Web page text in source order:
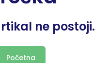
ne postoji.
Početna